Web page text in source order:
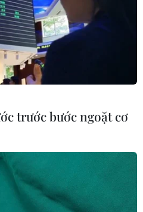
trước bước ngoặt cơ